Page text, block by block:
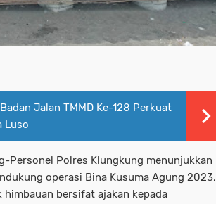
Jalan TMMD Ke-128 Perkuat
Luso
Personel Polres Klungkung menunjukkan
operasi Bina Kusuma Agung 2023,
himbauan bersifat ajakan kepada